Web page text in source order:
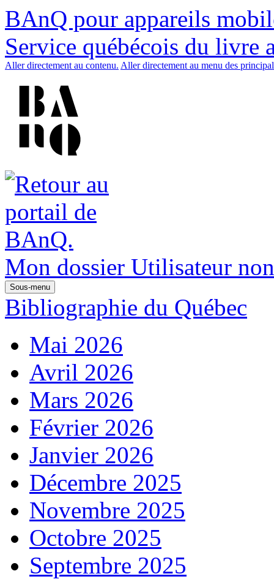
BAnQ pour appareils
Service québécois du livre
Aller directement au contenu. Aller directement au menu des
Mon dossier Utilisateur
Sous-menu
Bibliographie du Québec
Mai 2026
Avril 2026
Mars 2026
Février 2026
Janvier 2026
Décembre 2025
Novembre 2025
Octobre 2025
Septembre 2025